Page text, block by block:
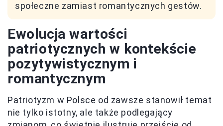
społeczne zamiast romantycznych gestów.
Ewolucja wartości
patriotycznych w kontekście
pozytywistycznym i
romantycznym
Patriotyzm w Polsce od zawsze stanowił temat
nie tylko istotny, ale także podlegający